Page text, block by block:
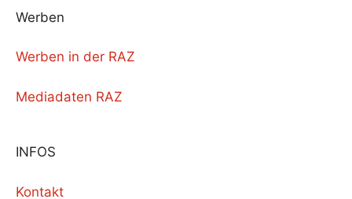
Werben
Werben in der RAZ
Mediadaten RAZ
INFOS
Kontakt